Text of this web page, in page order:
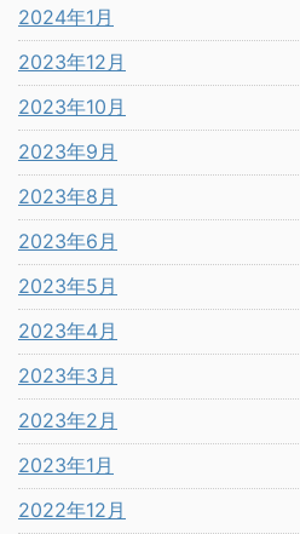
2024年1月
2023年12月
2023年10月
2023年9月
2023年8月
2023年6月
2023年5月
2023年4月
2023年3月
2023年2月
2023年1月
2022年12月